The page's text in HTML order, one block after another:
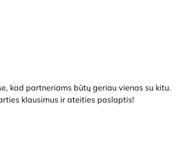
kad partneriams būtų geriau vienas su kitu.
klausimus ir ateities paslaptis!